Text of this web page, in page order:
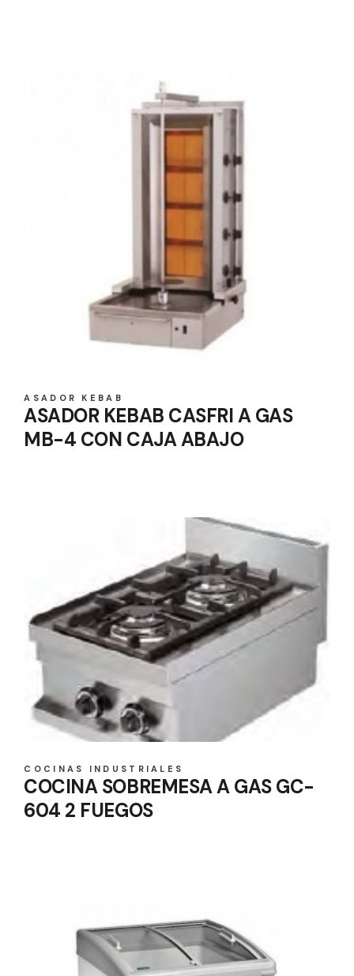
ASADOR KEBAB
ASADOR KEBAB CASFRI A GAS
MB-4 CON CAJA ABAJO
COCINAS INDUSTRIALES
COCINA SOBREMESA A GAS GC-
604 2 FUEGOS